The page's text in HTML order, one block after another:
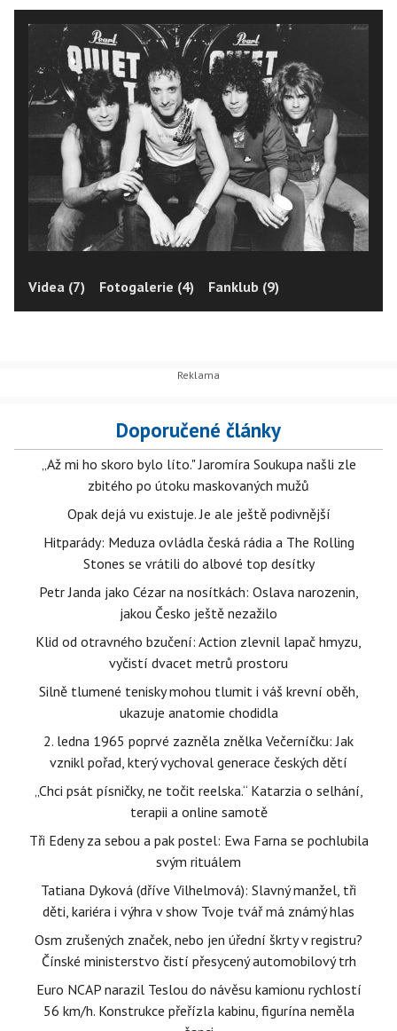
Videa (7) Fotogalerie (4) Fanklub (9)
Doporučené články
„Až mi ho skoro bylo líto." Jaromíra Soukupa našli zle
zbitého po útoku maskovaných mužů
Opak dejá vu existuje. Je ale ještě podivnější
Hitparády: Meduza ovládla česká rádia a The Rolling
Stones se vrátili do albové top desítky
Petr Janda jako Cézar na nosítkách: Oslava narozenin,
jakou Česko ještě nezažilo
Klid od otravného bzučení: Action zlevnil lapač hmyzu,
vyčistí dvacet metrů prostoru
Silně tlumené tenisky mohou tlumit i váš krevní oběh,
ukazuje anatomie chodidla
2. ledna 1965 poprvé zazněla znělka Večerníčku: Jak
vznikl pořad, který vychoval generace českých dětí
„Chci psát písničky, ne točit reelska.“ Katarzia o selhání,
terapii a online samotě
Tři Edeny za sebou a pak postel: Ewa Farna se pochlubila
svým rituálem
Tatiana Dyková (dříve Vilhelmová): Slavný manžel, tři
děti, kariéra i výhra v show Tvoje tvář má známý hlas
Osm zrušených značek, nebo jen úřední škrty v registru?
Čínské ministerstvo čistí přesycený automobilový trh
Euro NCAP narazil Teslou do návěsu kamionu rychlostí
56 km/h. Konstrukce přeřízla kabinu, figurína neměla